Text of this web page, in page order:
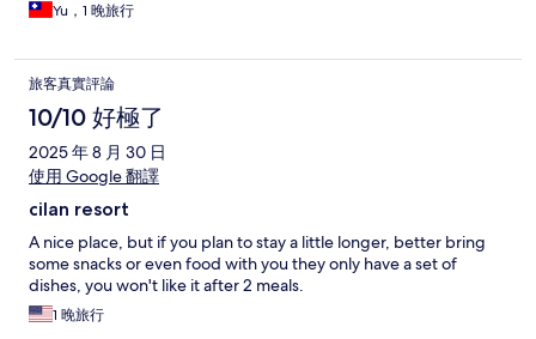
Yu，1 晚旅行
旅客真實評論
10/10 好極了
2025 年 8 月 30 日
使用 Google 翻譯
cilan resort
A nice place, but if you plan to stay a little longer, better bring
some snacks or even food with you they only have a set of
dishes, you won't like it after 2 meals.
1 晚旅行